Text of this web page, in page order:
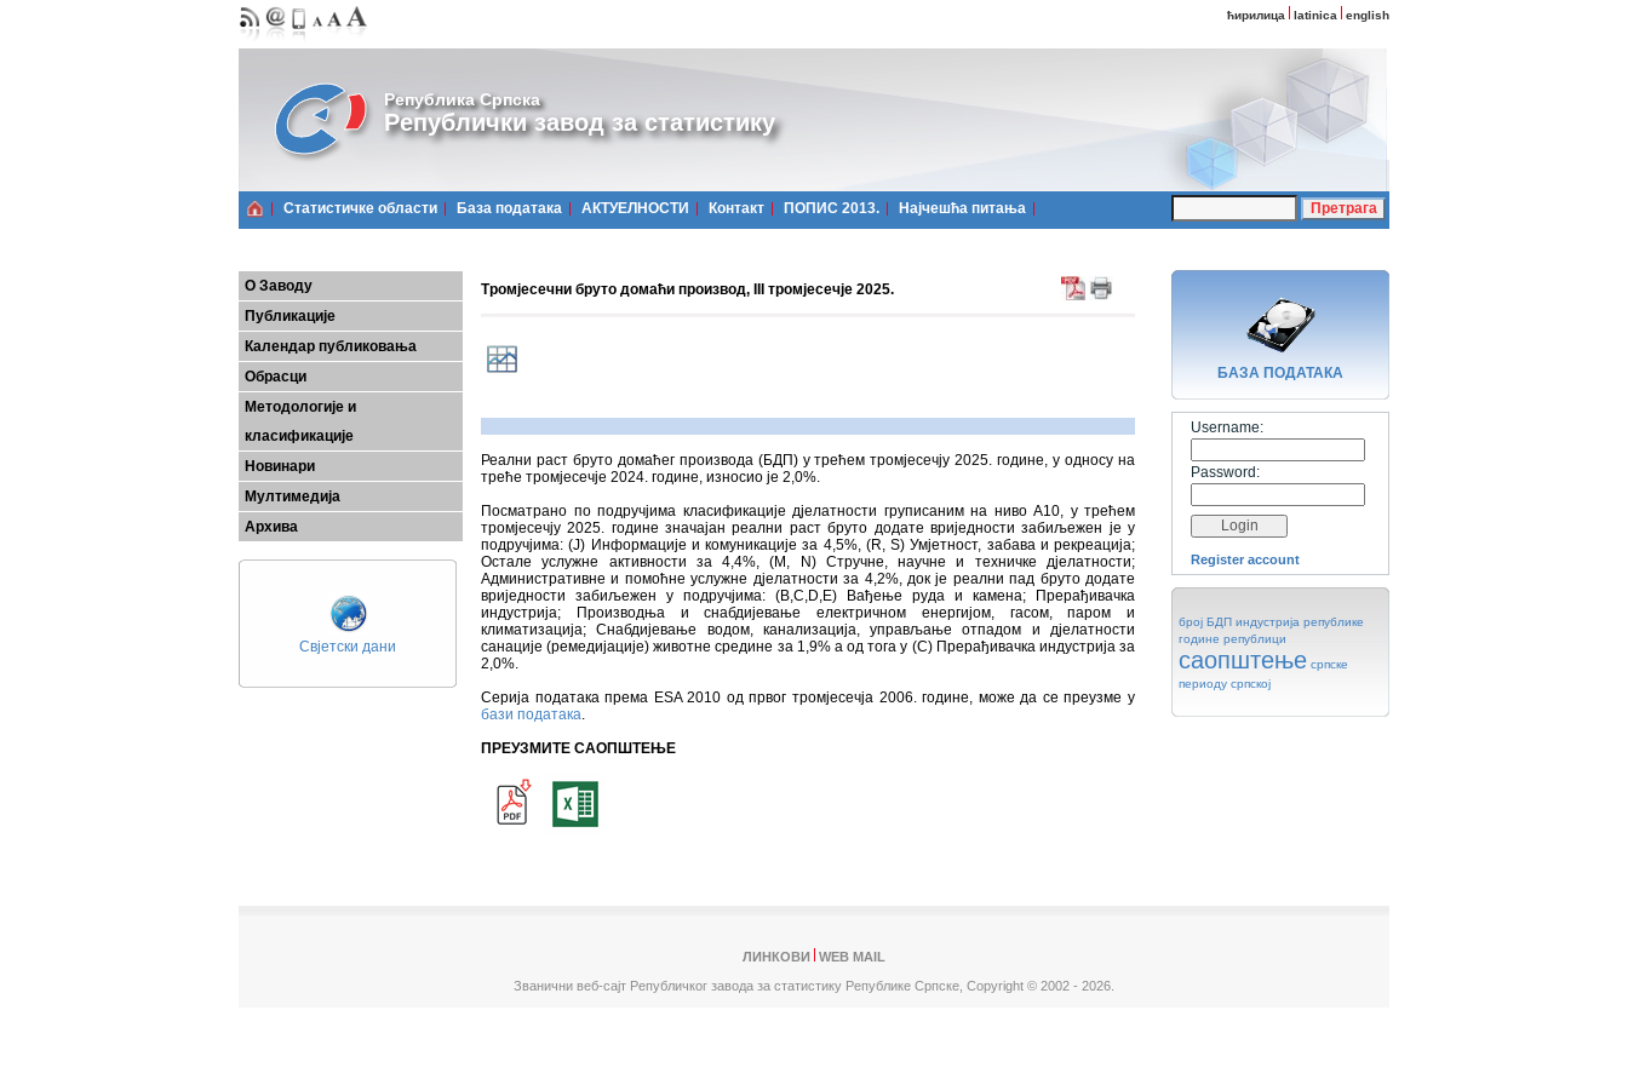
ћирилица latinica english
Република Српска
Републички завод за статистику
Статистичке области Базa података АКТУЕЛНОСТИ Контакт ПОПИС 2013. Најчешћa питања
О Заводу
Публикације
Календар публиковања
Обрасци
Методологије и
класификације
Новинари
Мултимедија
Архива
Свјетски дани
Тромјесечни бруто домаћи производ, III тромјесечје 2025.
Реални раст бруто домаћег производа (БДП) у трећем тромјесечју 2025. године, у односу на
треће тромјесечје 2024. године, износио је 2,0%.
Посматрано по подручјима класификације дјелатности груписаним на ниво А10, у трећем
тромјесечју 2025. године значајан реални раст бруто додате вриједности забиљежен је у
подручјима: (J) Информације и комуникације за 4,5%, (R, S) Умјетност, забава и рекреација;
Остале услужне активности за 4,4%, (M, N) Стручне, научне и техничке дјелатности;
Административне и помоћне услужне дјелатности за 4,2%, док је реални пад бруто додате
вриједности забиљежен у подручјима: (B,C,D,E) Вађење руда и камена; Прерађивачка
индустрија; Производња и снабдијевање електричном енергијом, гасом, паром и
климатизација; Снабдијевање водом, канализација, управљање отпадом и дјелатности
санације (ремедијације) животне средине за 1,9% а од тога у (C) Прерађивачка индустрија за
2,0%.
Серија података према ESA 2010 од првог тромјесечја 2006. године, може да се преузме у
бази података.
ПРЕУЗМИТЕ САОПШТЕЊЕ
БАЗA ПОДАТАКА
Username:
Password:
Register account
број БДП индустрија републике
године републици
саопштење српске
периоду српској
ЛИНКОВИ
WEB MAIL
Званични веб-сајт Републичког завода за статистику Републике Српске, Copyright © 2002 - 2026.